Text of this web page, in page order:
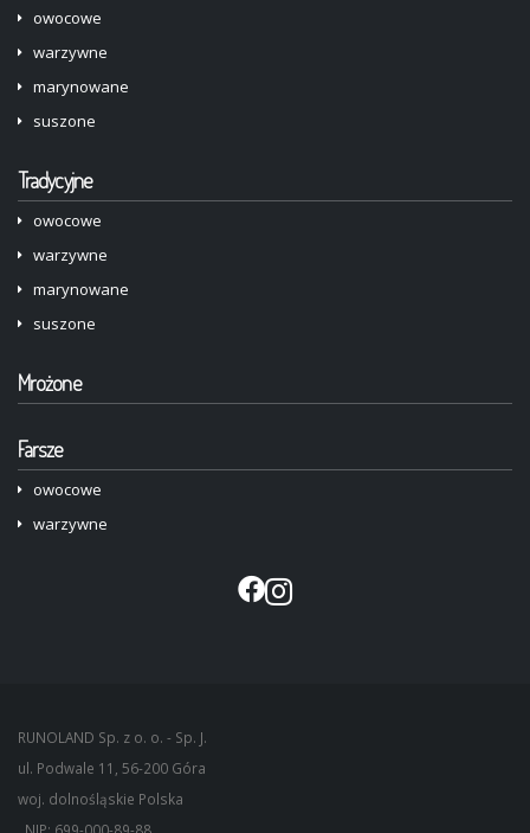
owocowe
warzywne
marynowane
suszone
Tradycyjne
owocowe
warzywne
marynowane
suszone
Mrożone
Farsze
owocowe
warzywne
RUNOLAND Sp. z o. o. - Sp. J.
ul. Podwale 11, 56-200 Góra
woj. dolnośląskie Polska